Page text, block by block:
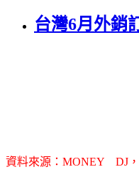
台灣6月外銷
資料來源：MONEY DJ